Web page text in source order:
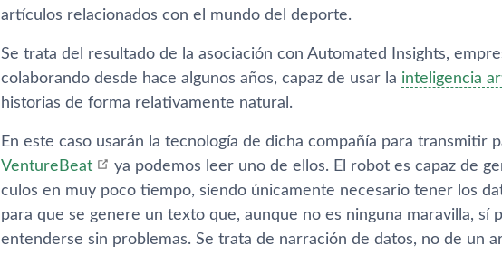
artí­culos relacionados con el mundo del deporte.
Se trata del resultado de la asociación con Automated Insights,
colaborando desde hace algunos años, capaz de usar la inteligencia
historias de forma relativamente natural.
En este caso usarán la tecnologí­a de dicha compañí­a para transmitir
VentureBeat
ya podemos leer uno de ellos. El robot es capaz de
culos en muy poco tiempo, siendo únicamente necesario tener los
para que se genere un texto que, aunque no es ninguna maravilla, sí­
entenderse sin problemas. Se trata de narración de datos, no de un